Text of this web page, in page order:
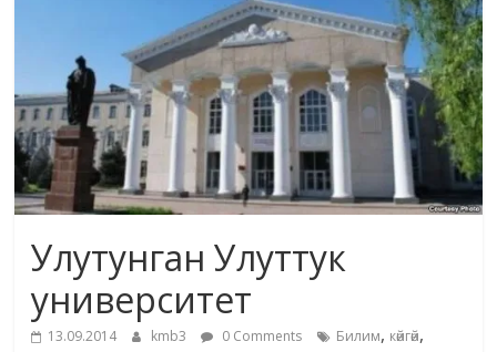
адабияты
Улутунган Улуттук
университет
13.09.2014 kmb3 0 Comments Билим, көйгөй,